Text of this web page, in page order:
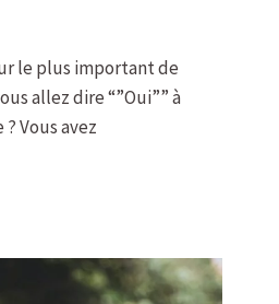
le plus important de
allez dire “”Oui”” à
Vous avez